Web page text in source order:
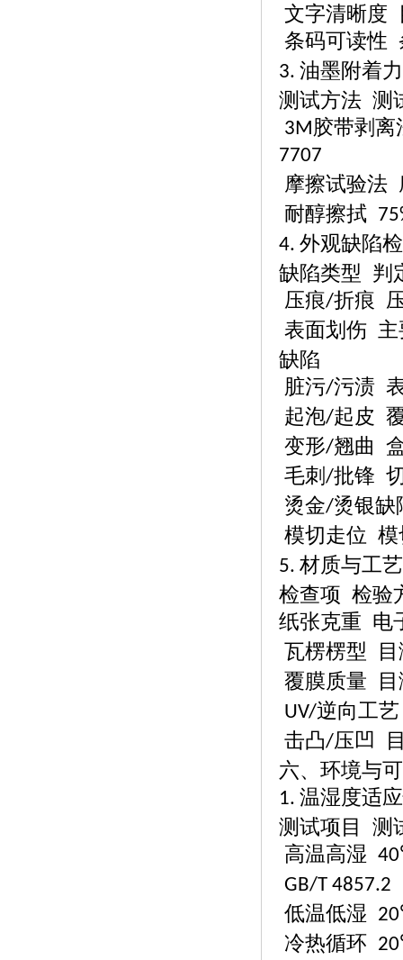
文字清晰度
条码可读性
3. 油墨附着
测试方法 测
3M胶带剥
7707
摩擦试验法
耐醇擦拭
4. 外观缺陷
缺陷类型 判
压痕/折痕
表面划伤
缺陷
脏污/污渍
起泡/起皮
变形/翘曲
毛刺 /批锋
烫金/烫银
模切走位 模
5. 材质与工
检查项 检验
纸张克重 电
瓦楞楞型
覆膜质量
UV/逆向工
击凸/压凹
六、环境与
1. 温湿度适
测试项目
测
高温高湿 40
GB/T 4857.2
低温低湿 20
冷热循环 20